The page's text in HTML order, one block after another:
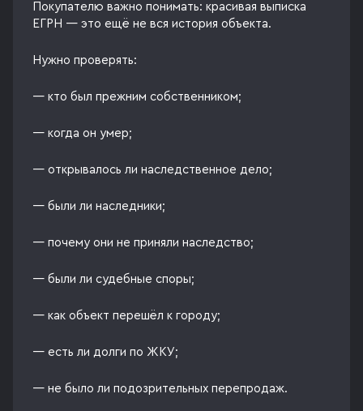
Покупателю важно понимать: красивая выписка
ЕГРН — это ещё не вся история объекта.
Нужно проверять:
— кто был прежним собственником;
— когда он умер;
— открывалось ли наследственное дело;
— были ли наследники;
— почему они не приняли наследство;
— были ли судебные споры;
— как объект перешёл к городу;
— есть ли долги по ЖКУ;
— не было ли подозрительных перепродаж.